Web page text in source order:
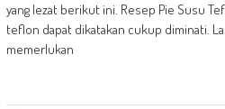
yang lezat berikut ini. Resep Pie Susu
teflon dapat dikatakan cukup diminati.
memerlukan